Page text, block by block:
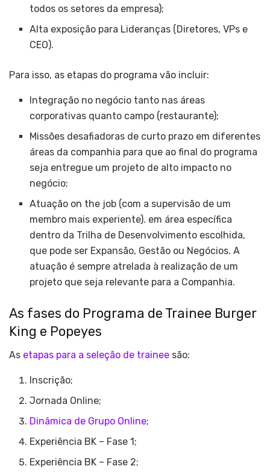
todos os setores da empresa);
Alta exposição para Lideranças (Diretores, VPs e
CEO).
Para isso, as etapas do programa vão incluir:
Integração no negócio tanto nas áreas
corporativas quanto campo (restaurante);
Missões desafiadoras de curto prazo em diferentes
áreas da companhia para que ao final do programa
seja entregue um projeto de alto impacto no
negócio;
Atuação on the job (com a supervisão de um
membro mais experiente). em área específica
dentro da Trilha de Desenvolvimento escolhida,
que pode ser Expansão, Gestão ou Negócios. A
atuação é sempre atrelada à realização de um
projeto que seja relevante para a Companhia.
As fases do Programa de Trainee Burger
King e Popeyes
As etapas para a seleção de trainee são:
Inscrição;
Jornada Online;
Dinâmica de Grupo Online;
Experiência BK – Fase 1;
Experiência BK – Fase 2;